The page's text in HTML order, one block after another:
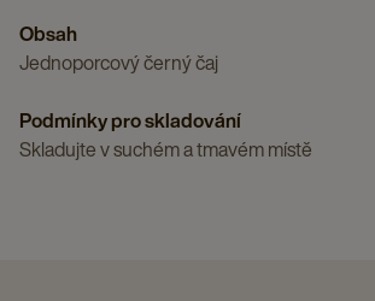
Obsah
Jednoporcový černý čaj
Podmínky pro skladování
Skladujte v suchém a tmavém místě